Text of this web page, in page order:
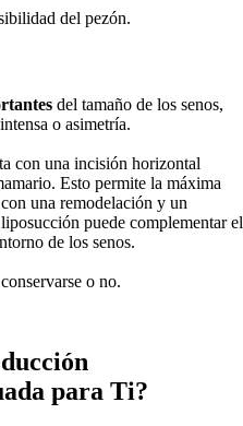
del pezón.
del tamaño de los senos,
o asimetría.
con una incisión horizontal
Esto permite la máxima
una remodelación y un
puede complementar el
de los senos.
o no.
para Ti?